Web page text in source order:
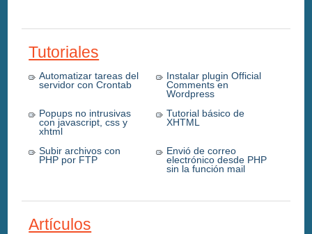
Tutoriales
Automatizar tareas del
servidor con Crontab
Instalar plugin Official
Comments en
Wordpress
Popups no intrusivas
con javascript, css y
xhtml
Tutorial básico de
XHTML
Subir archivos con
PHP por FTP
Envió de correo
electrónico desde PHP
sin la función mail
Artículos